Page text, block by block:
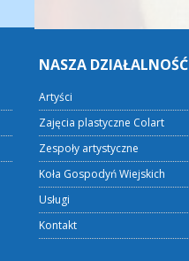
NASZA DZIAŁALNOŚĆ
Artyści
Zajęcia plastyczne Colart
Zespoły artystyczne
Koła Gospodyń Wiejskich
Usługi
Kontakt